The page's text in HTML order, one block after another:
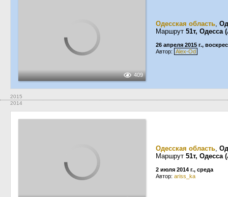
409
Одесская область,
Маршрут 51т,
26 апреля 2015 г.,
Автор: Alex-Od
2015
2014
Одесская область,
Маршрут 51т,
2 июля 2014 г., среда
Автор: ariss_ka